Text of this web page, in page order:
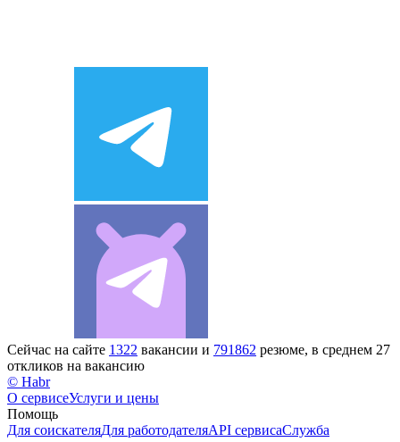
Сейчас на сайте 1322 вакансии и 791862 резюме, в среднем 27
откликов на вакансию
© Habr
О сервисеУслуги и цены
Помощь
Для соискателяДля работодателяAPI сервисаСлужба